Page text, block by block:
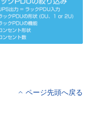
ページ先頭へ戻る